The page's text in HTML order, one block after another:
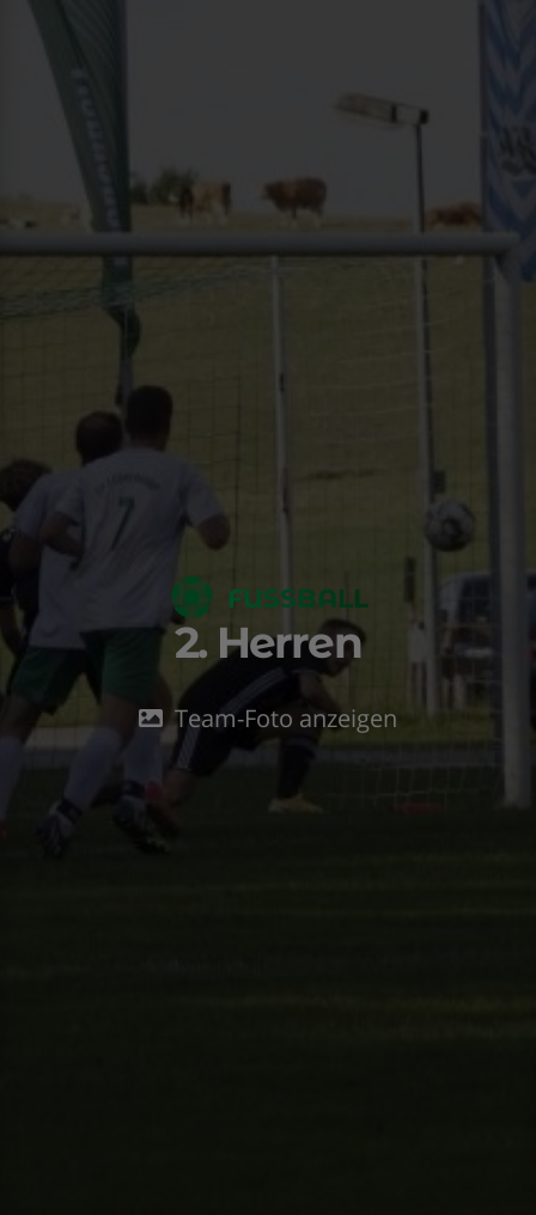
FUSSBALL
2. Herren
Team-Foto anzeigen